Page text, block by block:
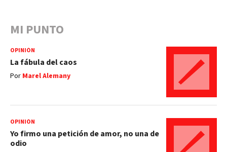
MI PUNTO
OPINIÓN
La fábula del caos
Por Marel Alemany
OPINIÓN
Yo firmo una petición de amor, no una de
odio